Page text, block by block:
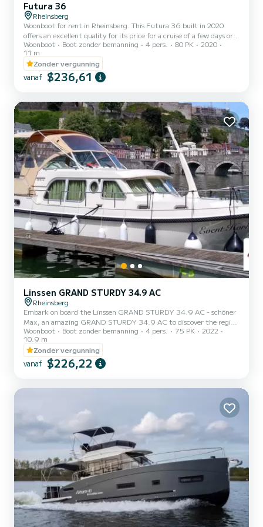
Futura 36
Rheinsberg
Woonboot for rent in Rheinsberg. This Futura 36 built in 2020
offers an excellent quality for its price for a cruise of a few days or
even a few weeks. The woonboot is 11 meters in length with 80
horsepower. The 2 cabins can accommodate 4 passengers when
cruising. Dit Futura 36 is uitgerust met2 toilets met douche.
Don't hesitate to contact us for a quote, you will be helped by a
SamBoat expert on your holiday project.
Woonboot Boot zonder bemanning 4 pers. 80 PK
2020
11 m
Zonder vergunning
vanaf $236,61
Linssen GRAND STURDY 34.9 AC
Rheinsberg
Embark on board the Linssen GRAND STURDY 34.9 AC - schöner
Max, an amazing GRAND STURDY 34.9 AC to discover the region
of Rheinsberg. This woonboot was built in 2022 to ensure complete
comfort and performance at sea. The woonboot is 11 meters in
length with 75 horsepower. The 2 cabins can accommodate 4
passengers when cruising. Dit GRAND STURDY 34.9 AC is
uitgerust met2 toilets met douche. For any information requests
Woonboot Boot zonder bemanning 4 pers. 75 PK
2022
10.9 m
Zonder vergunning
vanaf $226,22